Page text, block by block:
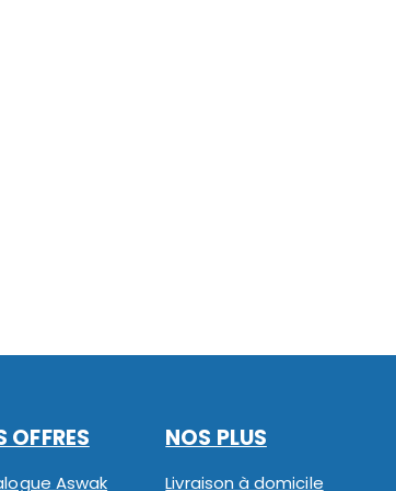
OFFRES
Aswak
NOS PLUS
Livraison à domicile